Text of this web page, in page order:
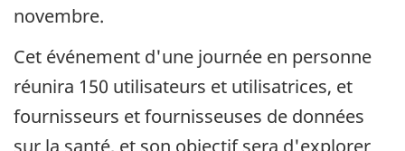
novembre.
Cet événement d'une journée en personne
réunira 150 utilisateurs et utilisatrices, et
fournisseurs et fournisseuses de données
sur la santé, et son objectif sera d'explorer